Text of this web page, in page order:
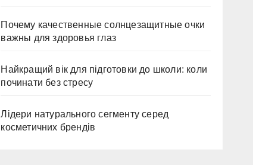
Почему качественные солнцезащитные очки
важны для здоровья глаз
Найкращий вік для підготовки до школи: коли
починати без стресу
Лідери натурального сегменту серед
косметичних брендів